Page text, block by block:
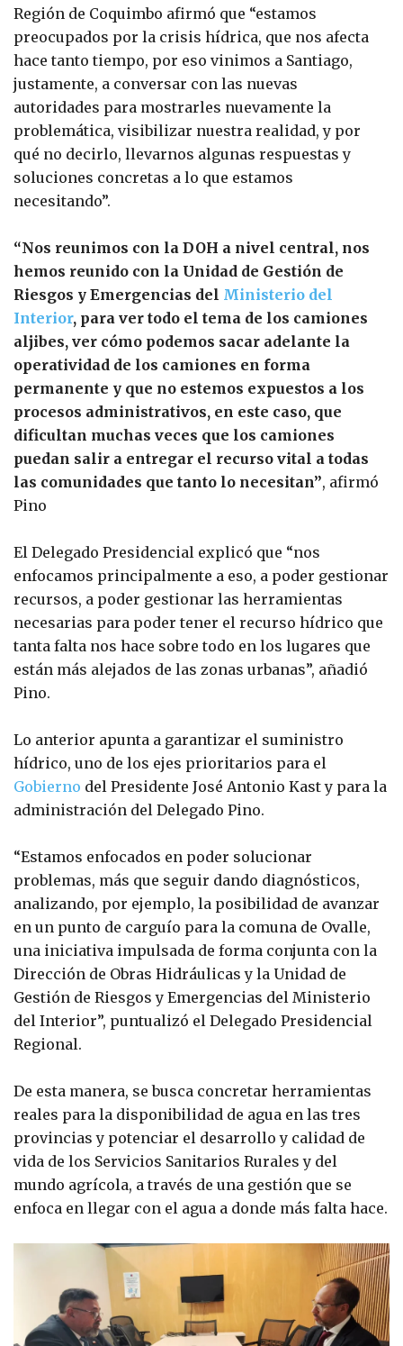
Región de Coquimbo afirmó que “estamos
preocupados por la crisis hídrica, que nos afecta
hace tanto tiempo, por eso vinimos a Santiago,
justamente, a conversar con las nuevas
autoridades para mostrarles nuevamente la
problemática, visibilizar nuestra realidad, y por
qué no decirlo, llevarnos algunas respuestas y
soluciones concretas a lo que estamos
necesitando”.
“Nos reunimos con la DOH a nivel central, nos
hemos reunido con la Unidad de Gestión de
Riesgos y Emergencias del Ministerio del
Interior, para ver todo el tema de los camiones
aljibes, ver cómo podemos sacar adelante la
operatividad de los camiones en forma
permanente y que no estemos expuestos a los
procesos administrativos, en este caso, que
dificultan muchas veces que los camiones
puedan salir a entregar el recurso vital a todas
las comunidades que tanto lo necesitan”, afirmó
Pino
El Delegado Presidencial explicó que “nos
enfocamos principalmente a eso, a poder gestionar
recursos, a poder gestionar las herramientas
necesarias para poder tener el recurso hídrico que
tanta falta nos hace sobre todo en los lugares que
están más alejados de las zonas urbanas”, añadió
Pino.
Lo anterior apunta a garantizar el suministro
hídrico, uno de los ejes prioritarios para el
Gobierno del Presidente José Antonio Kast y para la
administración del Delegado Pino.
“Estamos enfocados en poder solucionar
problemas, más que seguir dando diagnósticos,
analizando, por ejemplo, la posibilidad de avanzar
en un punto de carguío para la comuna de Ovalle,
una iniciativa impulsada de forma conjunta con la
Dirección de Obras Hidráulicas y la Unidad de
Gestión de Riesgos y Emergencias del Ministerio
del Interior”, puntualizó el Delegado Presidencial
Regional.
De esta manera, se busca concretar herramientas
reales para la disponibilidad de agua en las tres
provincias y potenciar el desarrollo y calidad de
vida de los Servicios Sanitarios Rurales y del
mundo agrícola, a través de una gestión que se
enfoca en llegar con el agua a donde más falta hace.